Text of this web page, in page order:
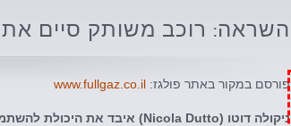
השראה: רוכב משותק סיים
פורסם במקור באתר פולגז: www.fullgaz.co.il